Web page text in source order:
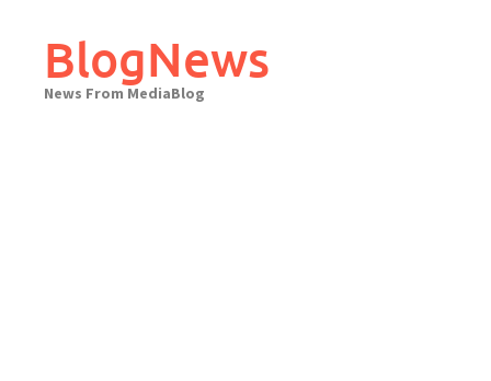
contentBlogNews
News From MediaBlog